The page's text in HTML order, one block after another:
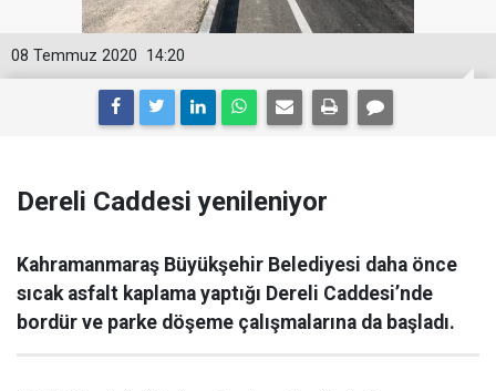
14:20
08 Temmuz 2020
Dereli Caddesi yenileniyor
Kahramanmaraş Büyükşehir Belediyesi daha önce
sıcak asfalt kaplama yaptığı Dereli Caddesi’nde
bordür ve parke döşeme çalışmalarına da başladı.